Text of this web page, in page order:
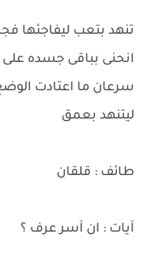
تنهد بتعب ليفاجئها
انحنى بباقى جسده على
سرعان ما اعتادت
ليتنهد بعمق
طائف : قلقان
آيات : ان آسر عرف ؟